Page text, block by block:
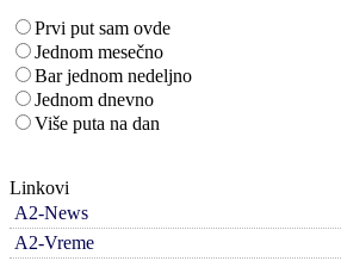
Prvi put sam ovde
Jednom mesečno
Bar jednom nedeljno
Jednom dnevno
Više puta na dan
Linkovi
A2-News
A2-Vreme